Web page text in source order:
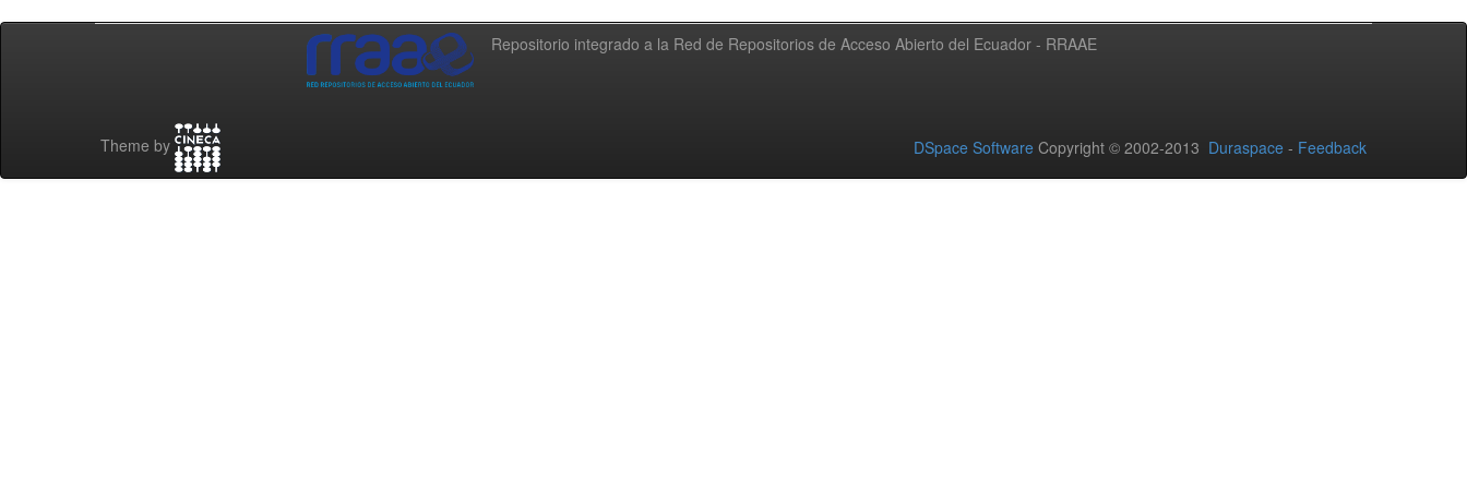
Repositorio integrado a la Red de Repositorios de Acceso Abierto del Ecuador - RRAAE
Theme by DSpace Software Copyright © 2002-2013 Duraspace - Feedback